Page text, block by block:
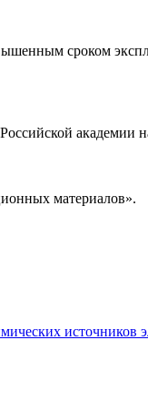
сроком
материалов».
источников